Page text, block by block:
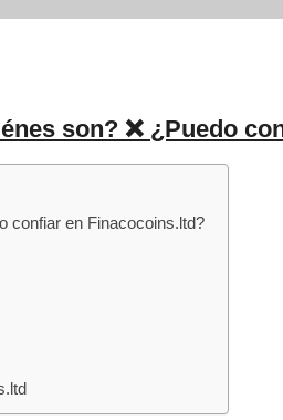
son? ❌ ¿Puedo
confiar en Finacocoins.ltd?